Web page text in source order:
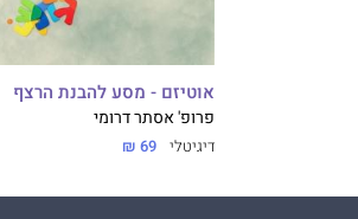
אוטיזם - מסע להבנת הרצף
פרופ' אסתר דרומי
דיגיטלי 69 ₪